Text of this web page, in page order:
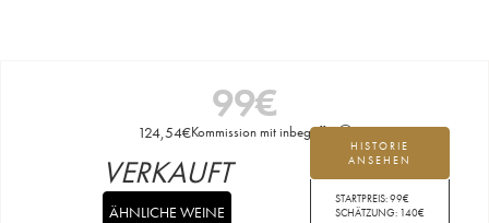
99€
124,54€Kommission mit inbegriffen
HISTORIE
ANSEHEN
STARTPREIS:99€
SCHÄTZUNG: 140€
VERKAUFT
ÄHNLICHE WEINE